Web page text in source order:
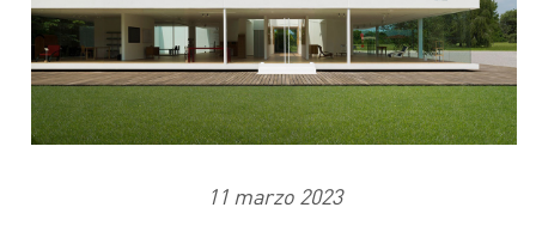
11 marzo 2023